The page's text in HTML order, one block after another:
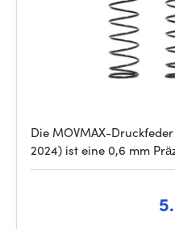
Die MOVMAX-
2024) ist eine 0,6 mm